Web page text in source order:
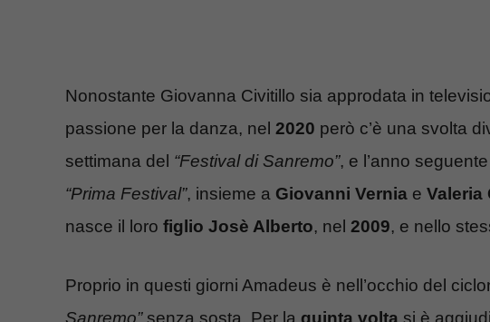
Nonostante Giovanna Civitillo sia approdata in
passione per la danza, nel 2020 però c’è una svolta
settimana del “Festival di Sanremo”, e l’anno
“Prima Festival”, insieme a Giovanni Vernia e Valeria
nasce il loro figlio Josè Alberto, nel 2009, e nello
Proprio in questi giorni Amadeus è nell’occhio del
Sanremo” senza sosta. Per la quinta volta si è